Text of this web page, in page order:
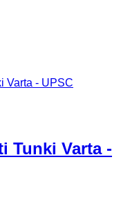
Tunki Varta -